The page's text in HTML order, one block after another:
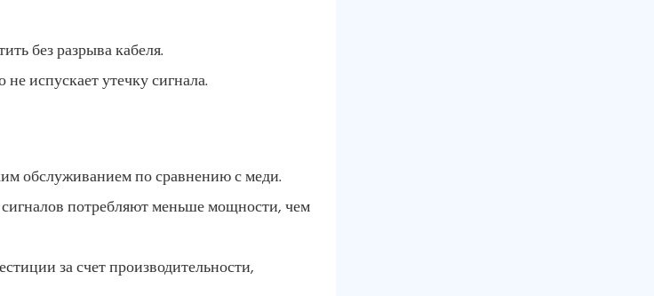
без разрыва кабеля.
испускает утечку сигнала.
обслуживанием по сравнению с меди.
потребляют меньше мощности, чем
за счет производительности,